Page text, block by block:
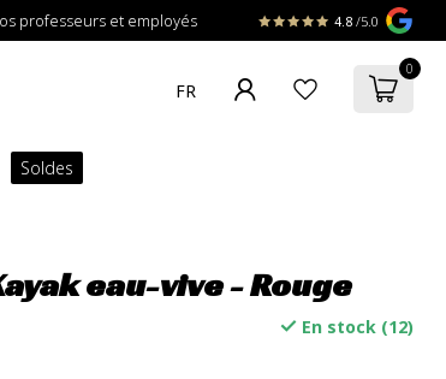
professeurs et employés 4.8 /5.0
0
Soldes
eau-vive - Rouge
En stock (12)